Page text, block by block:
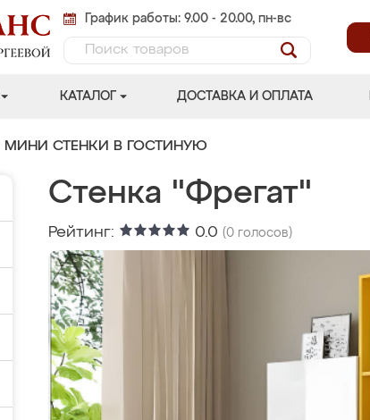
График работы: 9.00 - 20.00, пн-вс
КАТАЛОГ ДОСТАВКА И ОПЛАТА
МИНИ СТЕНКИ В ГОСТИНУЮ
Стенка "Фрегат"
Рейтинг: 0.0 (0 голосов)